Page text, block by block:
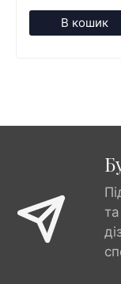
В кошик
та